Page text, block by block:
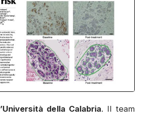
della Calabria. Il team